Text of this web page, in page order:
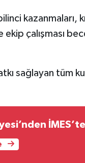
kazanmaları,
çalışması
sağlayan tüm